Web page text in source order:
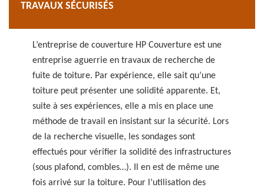
TRAVAUX SÉCURISÉS
L’entreprise de couverture HP Couverture est une
entreprise aguerrie en travaux de recherche de
fuite de toiture. Par expérience, elle sait qu’une
toiture peut présenter une solidité apparente. Et,
suite à ses expériences, elle a mis en place une
méthode de travail en insistant sur la sécurité. Lors
de la recherche visuelle, les sondages sont
effectués pour vérifier la solidité des infrastructures
(sous plafond, combles…). Il en est de même une
fois arrivé sur la toiture. Pour l’utilisation des